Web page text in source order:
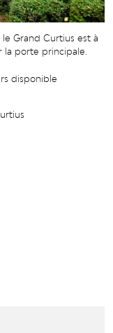
Grand Curtius est à
la porte principale.
disponible